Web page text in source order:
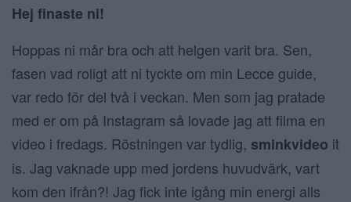
Hej finaste ni!
Hoppas ni mår bra och att helgen varit bra. Sen,
fasen vad roligt att ni tyckte om min Lecce guide,
var redo för del två i veckan. Men som jag pratade
med er om på Instagram så lovade jag att filma en
video i fredags. Röstningen var tydlig, sminkvideo it
is. Jag vaknade upp med jordens huvudvärk, vart
kom den ifrån?! Jag fick inte igång min energi alls